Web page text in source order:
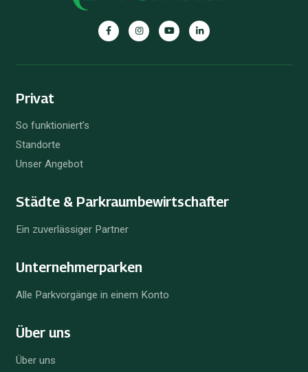
Privat
So funktioniert’s
Standorte
Unser Angebot
Städte & Parkraum­bewirtschafter
Ein zuverlässiger Partner
Unternehmer­parken
Alle Parkvorgänge in einem Konto
Über uns
Über uns